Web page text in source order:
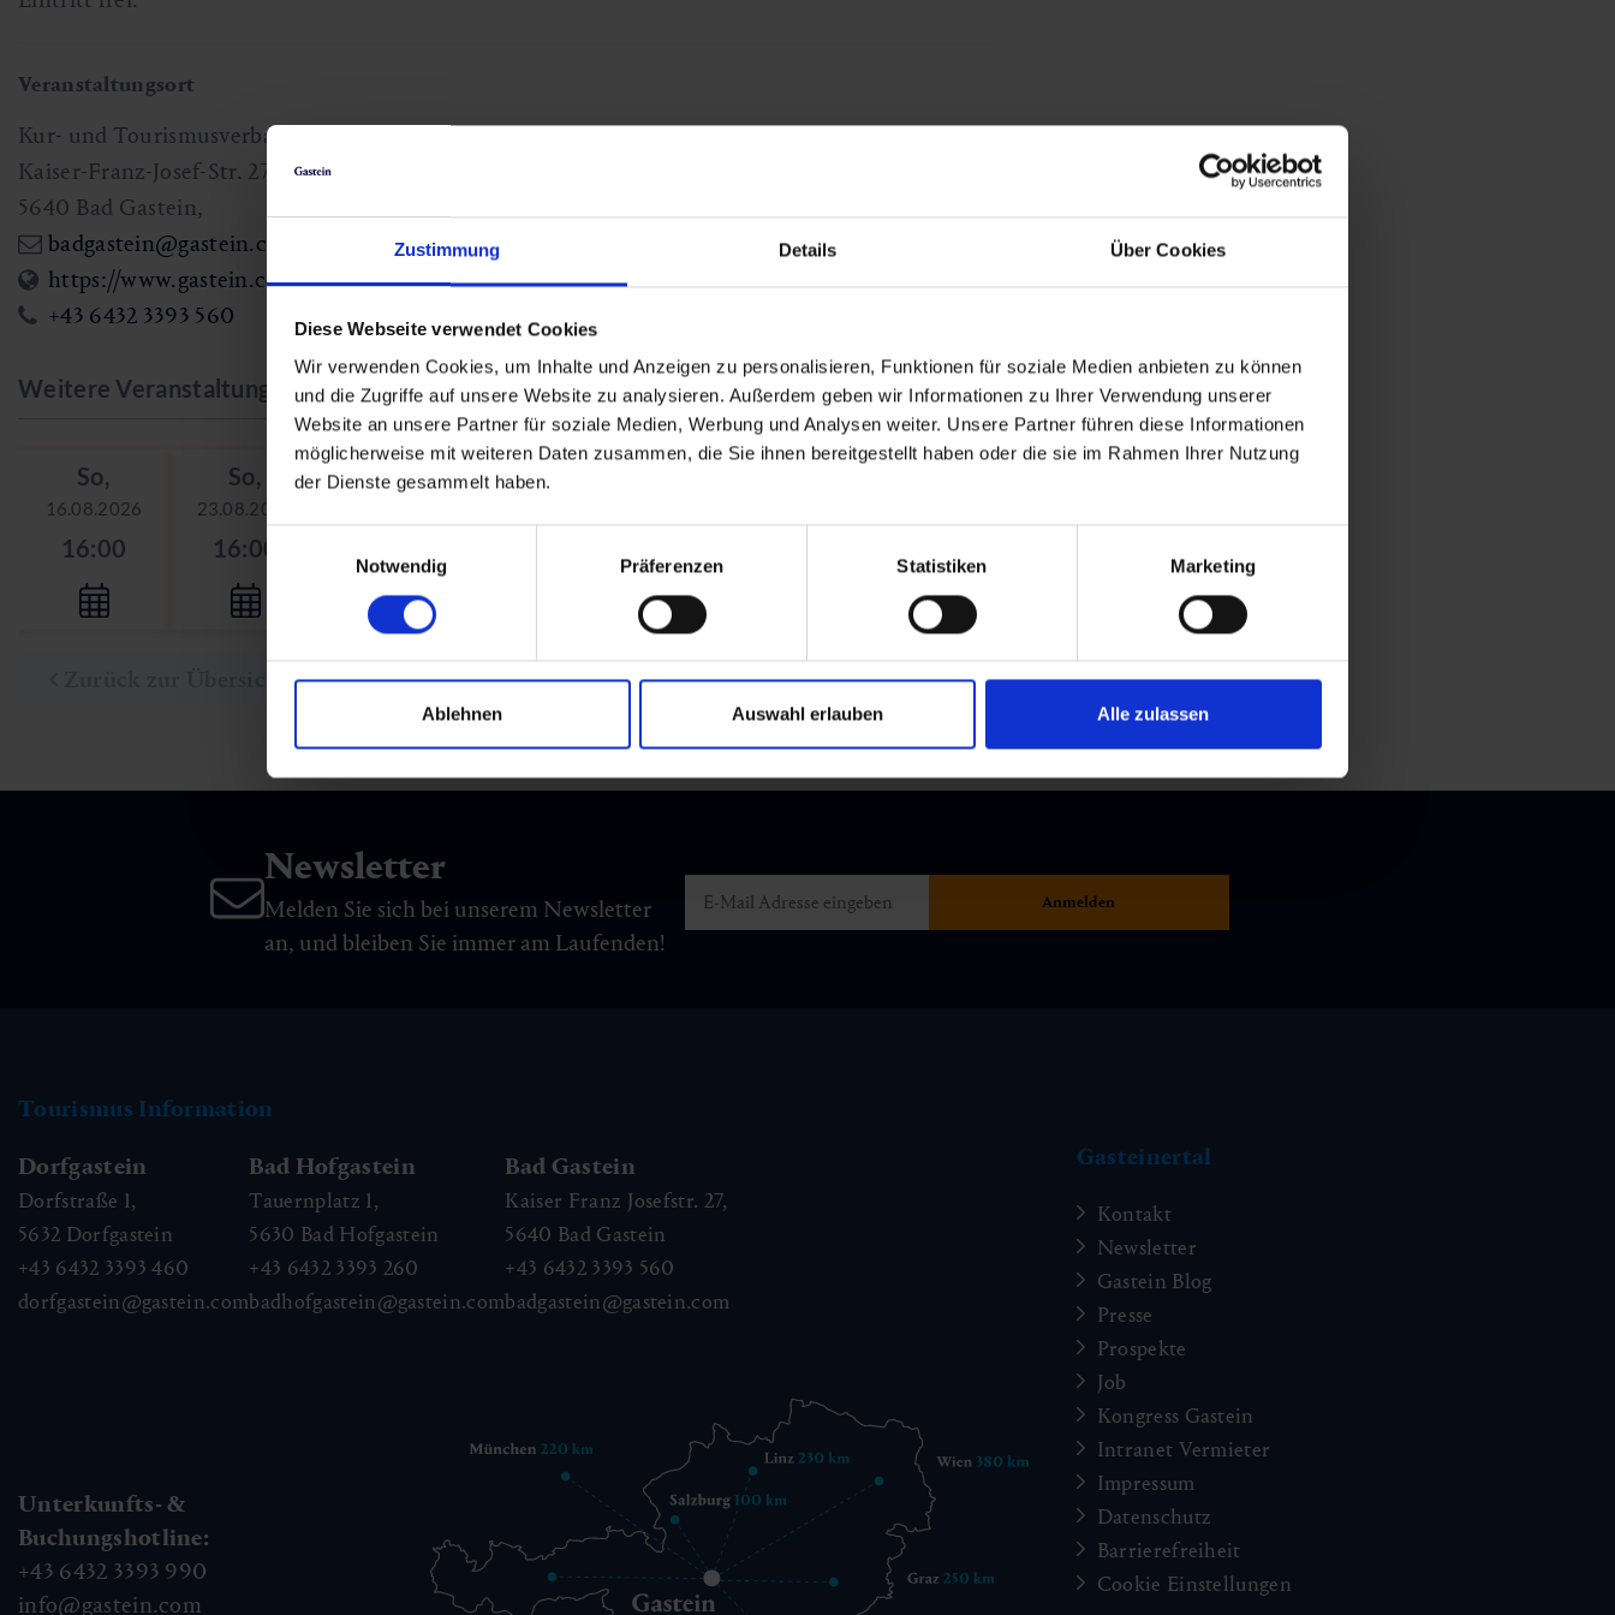
Zustimmung Details Über Cookies
Diese Webseite verwendet Cookies
Wir verwenden Cookies, um Inhalte und Anzeigen zu personalisieren, Funktionen für soziale Medien anbieten zu können
und die Zugriffe auf unsere Website zu analysieren. Außerdem geben wir Informationen zu Ihrer Verwendung unserer
Website an unsere Partner für soziale Medien, Werbung und Analysen weiter. Unsere Partner führen diese Informationen
möglicherweise mit weiteren Daten zusammen, die Sie ihnen bereitgestellt haben oder die sie im Rahmen Ihrer Nutzung
der Dienste gesammelt haben.
Einwilligungsauswahl
Notwendig
Präferenzen Statistiken Marketing
Ablehnen Auswahl erlauben Alle zulassen
Veranstaltungsort
Kur- und Tourismusverband Bad Gastein
Kaiser-Franz-Josef-Str. 27
5640 Bad Gastein,
badgastein@gastein.com
https://www.gastein.com/gastein/gasteinertal/bad-gastein/
+43 6432 3393 560
Weitere Veranstaltungstage
So,
16.08.2026
16:00
So,
23.08.2026
16:00
So,
Newsletter
Melden Sie sich bei unserem Newsletter
an, und bleiben Sie immer am Laufenden!
Tourismus Information
Dorfgastein
Dorfstraße 1,
5632 Dorfgastein
+43 6432 3393 460
dorfgastein@gastein.com
Bad Hofgastein
Tauernplatz 1,
5630 Bad Hofgastein
+43 6432 3393 260
badhofgastein@gastein.com
Bad Gastein
Kaiser Franz Josefstr. 27,
5640 Bad Gastein
+43 6432 3393 560
badgastein@gastein.com
Unterkunfts- &
Buchungshotline:
+43 6432 3393 990
info@gastein.com
Gasteinertal
Kontakt
Newsletter
Gastein Blog
Presse
Prospekte
Job
Kongress Gastein
Intranet Vermieter
Impressum
Datenschutz
Barrierefreiheit
Cookie Einstellungen